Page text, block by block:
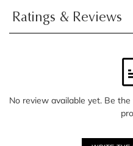
Ratings & Reviews
No review available yet. Be